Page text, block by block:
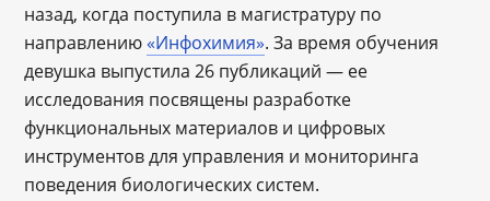
назад, когда поступила в магистратуру по
направлению «Инфохимия». За время обучения
девушка выпустила 26 публикаций — ее
исследования посвящены разработке
функциональных материалов и цифровых
инструментов для управления и мониторинга
поведения биологических систем.